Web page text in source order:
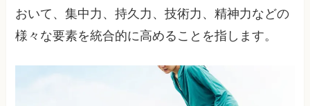
おいて、集中力、持久力、技術力、精神力などの
様々な要素を統合的に高めることを指します。